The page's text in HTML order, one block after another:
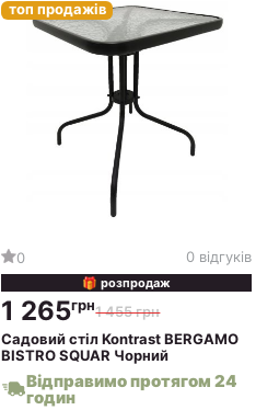
топ продажів
0 0 відгуків
🎁 розпродаж
1 455 грн
1 265грн
Садовий стіл Kontrast BERGAMO
BISTRO SQUAR Чорний
Відправимо протягом 24
годин